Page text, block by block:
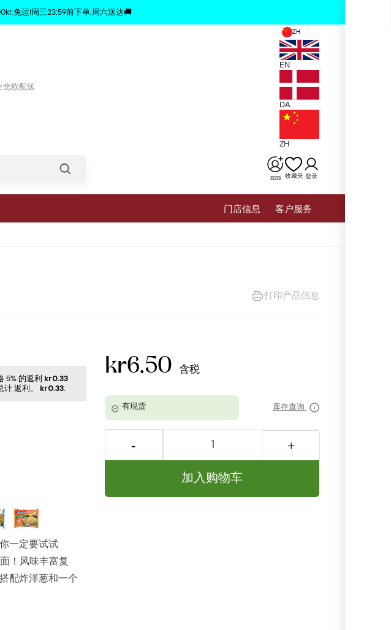
免运!周三23:59前下单,周六送达🚚
北欧配送
ZH
EN
DA
ZH
B2B 收藏夹 登录
⻔店信息 客户服务
打印产品信息
5% 的返利 kr0.33
返利。 kr0.33.
一定要试试
！风味丰富复
配炸洋葱和一个
kr6.50 含税
库存查询
加入购物车